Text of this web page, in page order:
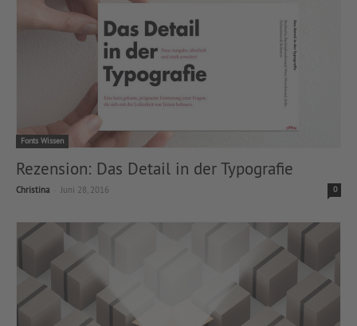
Fonts Wissen
Rezension: Das Detail in der Typografie
Christina Juni 28, 2016 0